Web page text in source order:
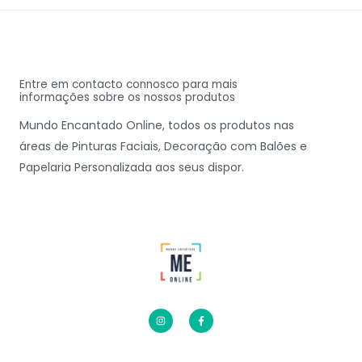
Entre em contacto connosco para mais
informações sobre os nossos produtos
Mundo Encantado Online, todos os produtos nas
áreas de Pinturas Faciais, Decoração com Balões e
Papelaria Personalizada aos seus dispor.
n
s
t
a
c
e